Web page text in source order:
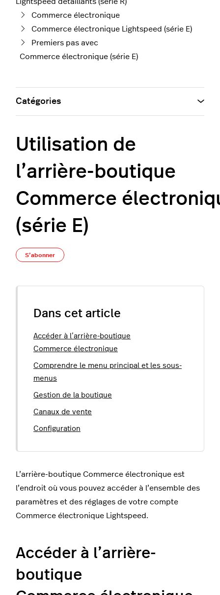
Commerce électronique
Commerce électronique Lightspeed (série E)
Premiers pas avec
Commerce électronique (série E)
Utilisation de
l’arrière-boutique
Commerce
(série E)
S’abonner
Dans cet article
Accéder à l’arrière-boutique
Commerce électronique
Comprendre le menu principal et les sous-
menus
Gestion de la boutique
Canaux de vente
Configuration
L’arrière-boutique Commerce électronique est
l’endroit où vous pouvez accéder à l’ensemble des
paramètres et des réglages de votre compte
Commerce électronique Lightspeed.
Accéder à l’arrière-
boutique
Catégories